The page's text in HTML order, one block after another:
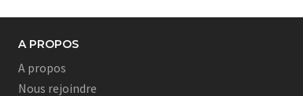
A PROPOS
A propos
Nous rejoindre